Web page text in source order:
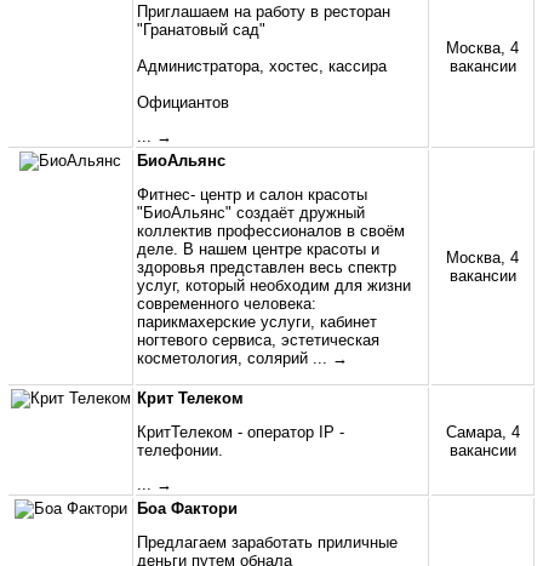
Приглашаем на работу в ресторан
"Гранатовый сад"
Администратора, хостес, кассира
Официантов
... →
Москва, 4
вакансии
БиоАльянс
Фитнес- центр и салон красоты
"БиоАльянс" создаёт дружный
коллектив профессионалов в своём
деле. В нашем центре красоты и
здоровья представлен весь спектр
услуг, который необходим для жизни
современного человека:
парикмахерские услуги, кабинет
ногтевого сервиса, эстетическая
косметология, солярий
... →
Москва, 4
вакансии
Крит Телеком
КритТелеком - оператор IP -
телефонии.
... →
Самара, 4
вакансии
Боа Фактори
Предлагаем заработать приличные
деньги путем обнала